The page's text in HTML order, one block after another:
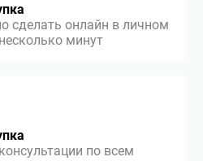
сделать онлайн в личном
минут
по всем